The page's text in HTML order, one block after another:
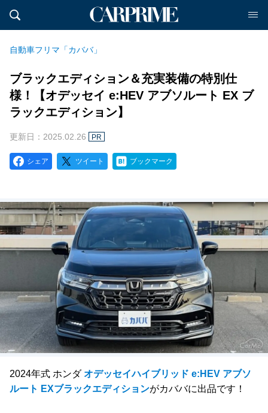
自動車フリマ「カババ」
ブラックエディション＆充実装備の特別仕
様！【オデッセイ e:HEV アブソルート EX ブ
ラックエディション】
更新日：2025.02.26 PR
シェア ツイート ブックマーク
2024年式 ホンダオデッセイハイブリッド e:HEV アブソ
ルート EXブラックエディションがカババに出品です！